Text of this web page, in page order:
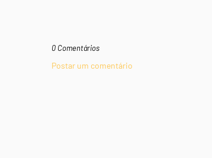
0 Comentários
Postar um comentário